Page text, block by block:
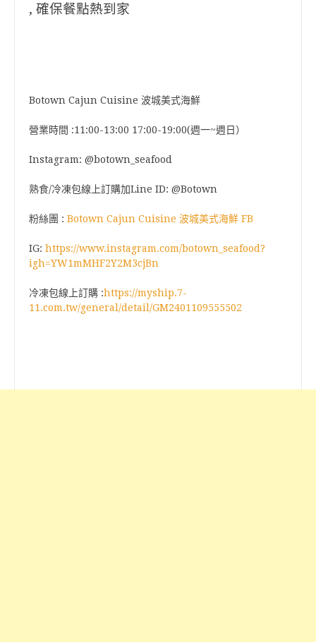
, 確保餐點熱到家
Botown Cajun Cuisine 波城美式海鮮
營業時間 :11:00-13:00 17:00-19:00(週一~週日）
Instagram: @botown_seafood
熟食/冷凍包線上訂購加Line ID: @Botown
粉絲團 : Botown Cajun Cuisine 波城美式海鮮 FB
IG: https://www.instagram.com/botown_seafood?
igh=YW1mMHF2Y2M3cjBn
冷凍包線上訂購 :https://myship.7-
11.com.tw/general/detail/GM2401109555502